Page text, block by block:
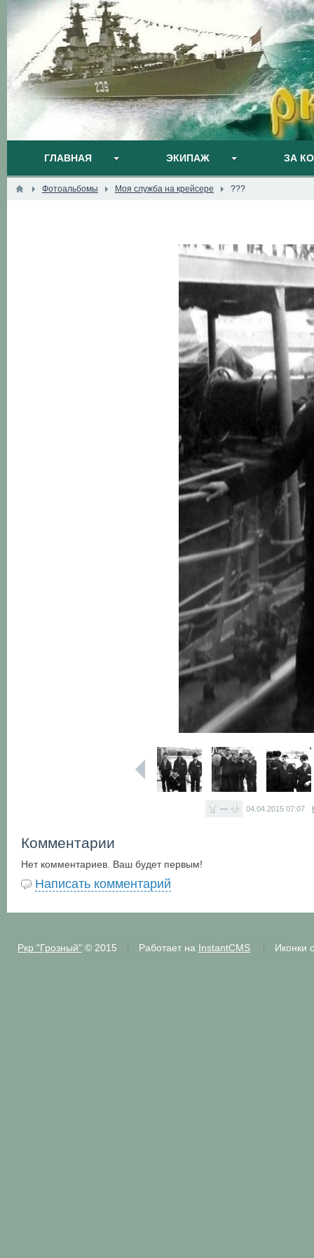
ГЛАВНАЯ ЭКИПАЖ ЗА
Фотоальбомы Моя служба на крейсере ???
— 04.04.201507:07
Комментарии
Нет комментариев. Ваш будет первым!
Написать комментарий
Ркр "Грозный"© 2015 Работает на InstantCMS Иконки